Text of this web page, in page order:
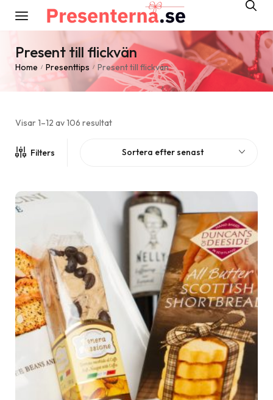
Present till flickvän
Home / Presenttips / Present till flickvän
Visar 1–12 av 106 resultat
Filters Sortera efter senast